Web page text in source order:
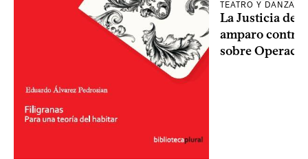
TEATRO Y DANZA
La Justicia
amparo contra
sobre